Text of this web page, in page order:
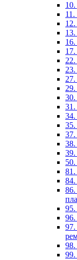
22.
23.
27.
29.
30.
31.
34.
35.
37.
38.
39.
50.
81.
84.
86.
95.
97.
99.